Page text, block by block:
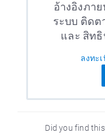
อ้างอิงภา
ระบบ ติด
และ สิท
ลงทะ
Did you find